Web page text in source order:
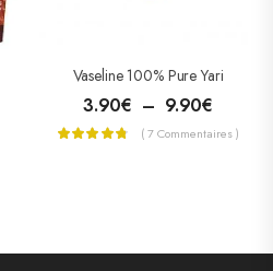
Vaseline 100% Pure Yari
3.90€ – 9.90€
( 7 Commentaires )